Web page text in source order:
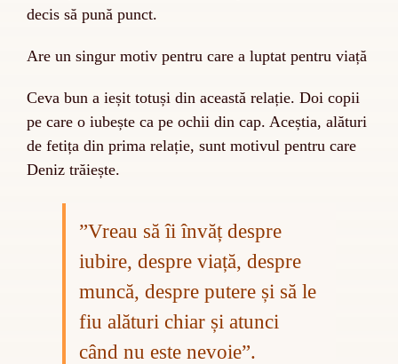
decis să pună punct.
Are un singur motiv pentru care a luptat pentru viață
Ceva bun a ieșit totuși din această relație. Doi copii
pe care o iubește ca pe ochii din cap. Aceștia, alături
de fetița din prima relație, sunt motivul pentru care
Deniz trăiește.
”Vreau să îi învăț despre
iubire, despre viață, despre
muncă, despre putere și să le
fiu alături chiar și atunci
când nu este nevoie”.